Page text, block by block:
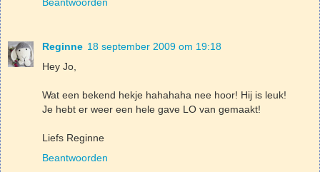
Reginne 18 september 2009 om 19:18
Hey Jo,
Wat een bekend hekje hahahaha nee hoor! Hij is leuk!
Je hebt er weer een hele gave LO van gemaakt!
Liefs Reginne
Beantwoorden